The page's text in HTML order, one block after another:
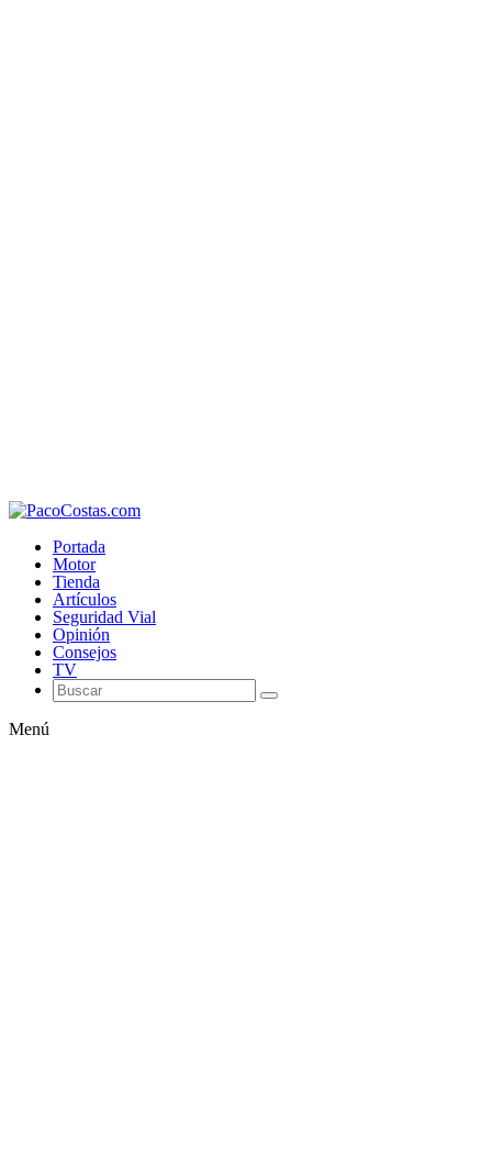
Portada
Motor
Tienda
Artículos
Seguridad Vial
Opinión
Consejos
TV
Menú